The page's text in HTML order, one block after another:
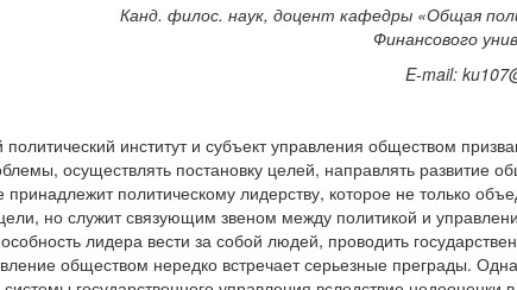
Канд. филос. наук, доцент кафедры «Общая
Финансового
E-mail:
политический институт и субъект управления обществом
осуществлять постановку целей, направлять развитие
политическому лидерству, которое не только
но служит связующим звеном между политикой и
лидера вести за собой людей, проводить
обществом нередко встречает серьезные преграды.